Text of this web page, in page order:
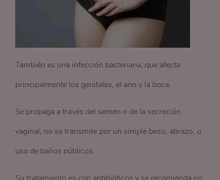
También es una infección bacteriana, que afecta
principalmente los genitales, el ano y la boca.
Se propaga a través del semen o de la secreción
vaginal, no se transmite por un simple beso, abrazo, o
uso de baños públicos.